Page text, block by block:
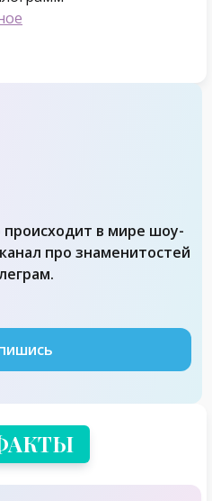
происходит в мире шоу-
про знаменитостей